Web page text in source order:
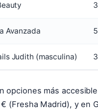
Avanzada
Judith (masculina)
opciones más
(Fresha Madrid), y en